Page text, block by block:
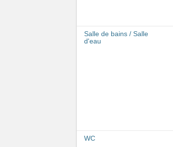
Salle de bains / Salle
d'eau
WC